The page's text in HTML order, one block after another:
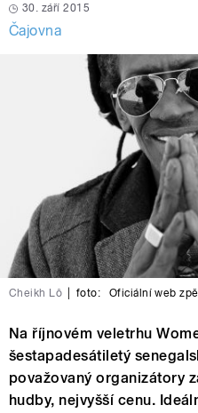
30. září 2015
Čajovna
Cheikh Lô foto: Oficiální web
Na říjnovém veletrhu
šestapadesátiletý
považovaný organizátory
hudby, nejvyšší cenu.